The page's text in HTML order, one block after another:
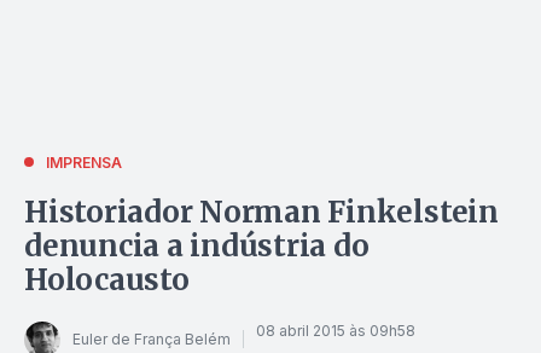
IMPRENSA
Historiador Norman Finkelstein
denuncia a indústria do
Holocausto
Euler de França Belém 08 abril 2015 às 09h58